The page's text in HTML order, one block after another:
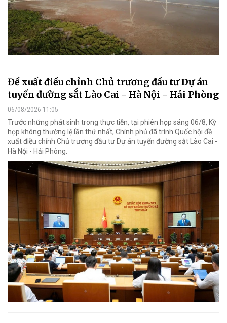
Đề xuất điều chỉnh Chủ trương đầu tư Dự án
tuyến đường sắt Lào Cai - Hà Nội - Hải Phòng
06/08/2026 11:05
Trước những phát sinh trong thực tiễn, tại phiên họp sáng 06/8, Kỳ
họp không thường lệ lần thứ nhất, Chính phủ đã trình Quốc hội đề
xuất điều chỉnh Chủ trương đầu tư Dự án tuyến đường sắt Lào Cai -
Hà Nội - Hải Phòng.